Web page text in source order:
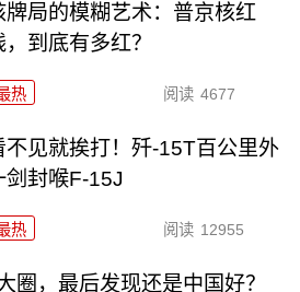
牌局的模糊艺术：普京核红
，到底有多红？
热 阅读 4677
不见就挨打！歼-15T百公里外
剑封喉F-15J
热 阅读 12955
圈，最后发现还是中国好？